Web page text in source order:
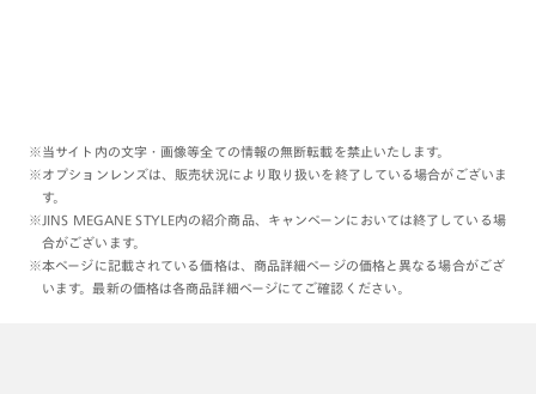
※当サイト内の文字・画像等全ての情報の無断転載を禁止いたします。
※オプションレンズは、販売状況により取り扱いを終了している場合がございま
す。
※JINS MEGANE STYLE内の紹介商品、キャンペーンにおいては終了している場
合がございます。
※本ページに記載されている価格は、商品詳細ページの価格と異なる場合がござ
います。最新の価格は各商品詳細ページにてご確認ください。